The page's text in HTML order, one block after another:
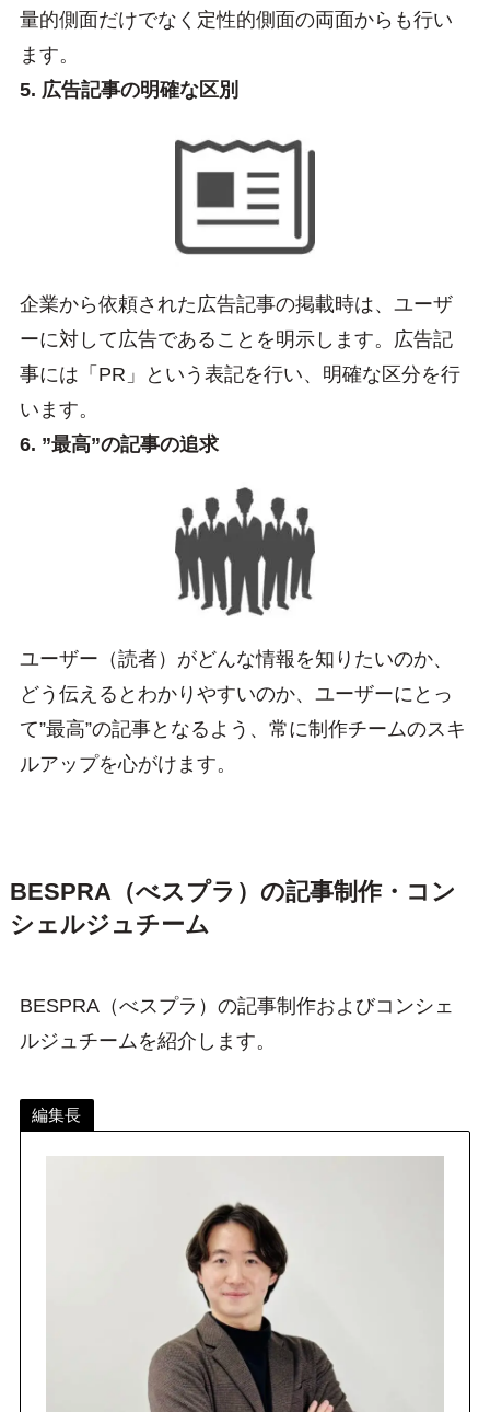
量的側面だけでなく定性的側面の両面からも行い
ます。
5. 広告記事の明確な区別
企業から依頼された広告記事の掲載時は、ユーザ
ーに対して広告であることを明示します。広告記
事には「PR」という表記を行い、明確な区分を行
います。
6. ”最高”の記事の追求
ユーザー（読者）がどんな情報を知りたいのか、
どう伝えるとわかりやすいのか、ユーザーにとっ
て”最高”の記事となるよう、常に制作チームのスキ
ルアップを心がけます。
BESPRA（べスプラ）の記事制作・コン
シェルジュチーム
BESPRA（べスプラ）の記事制作およびコンシェ
ルジュチームを紹介します。
編集長